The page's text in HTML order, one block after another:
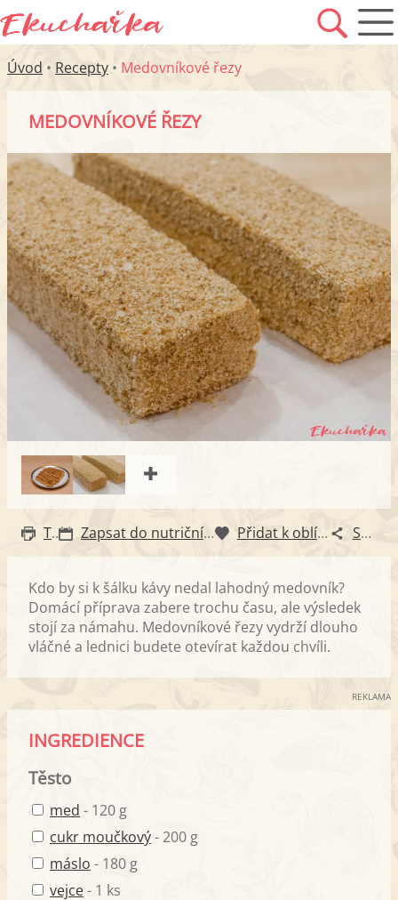
Úvod • Recepty • Medovníkové řezy
MEDOVNÍKOVÉ ŘEZY
Tisk Zapsat do nutričního diáře Přidat k oblíbeným Sdílet
Kdo by si k šálku kávy nedal lahodný medovník?
Domácí příprava zabere trochu času, ale výsledek
stojí za námahu. Medovníkové řezy vydrží dlouho
vláčné a lednici budete otevírat každou chvíli.
REKLAMA
INGREDIENCE
Těsto
med - 120 g
cukr moučkový- 200 g
máslo - 180 g
vejce- 1 ks